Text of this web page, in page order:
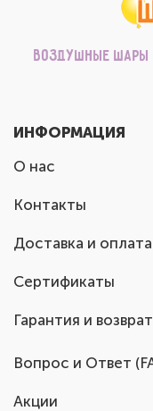
Воздушные шары
ИНФОРМАЦИЯ
О нас
Контакты
Доставка и оплата
Сертификаты
Гарантия и возврат
Вопрос и Ответ
Акции